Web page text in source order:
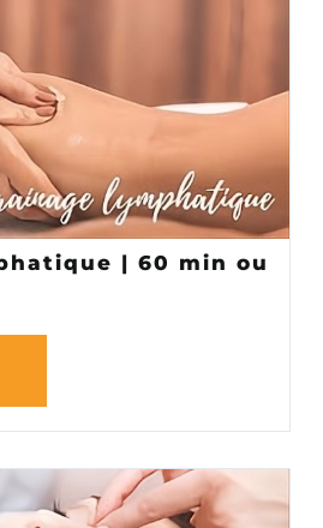
| 60 min ou